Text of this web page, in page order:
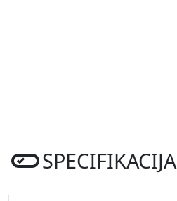
SPECIFIKACIJA